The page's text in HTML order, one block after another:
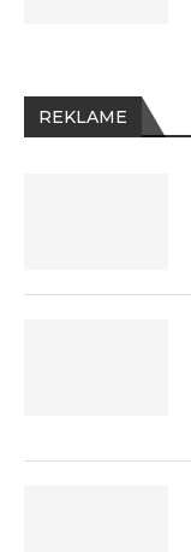
REKLAME